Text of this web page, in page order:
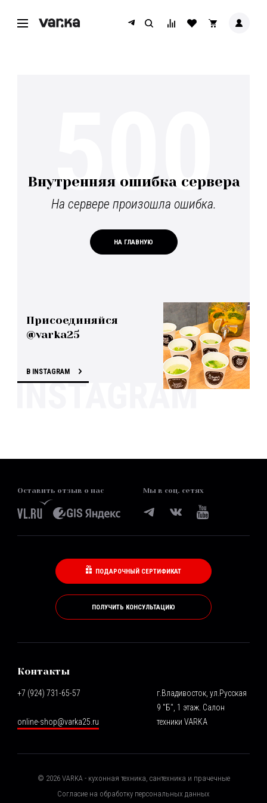
Внутренняя ошибка сервера
На сервере произошла ошибка.
НА ГЛАВНУЮ
500
Присоединяйся
@varka25
В INSTAGRAM
Оставить отзыв о нас Мы в соц. сетях
ПОДАРОЧНЫЙ СЕРТИФИКАТ
ПОЛУЧИТЬ КОНСУЛЬТАЦИЮ
Контакты
+7 (924) 731-65-57
online-shop@varka25.ru
г.Владивосток, ул.Русская
9 "Б", 1 этаж. Салон
техники VARKA
© 2026VARKA - кухонная техника, сантехника и прачечные
Согласие на обработку персональных данных